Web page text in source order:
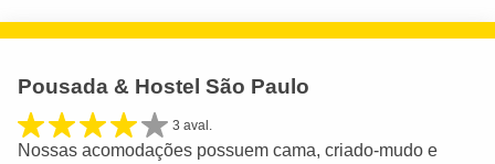
Pousada & Hostel São Paulo
3 aval.
Nossas acomodações possuem cama, criado-mudo e